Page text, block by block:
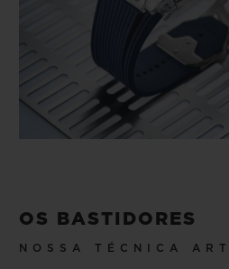
OS BASTIDORES
NOSSA TÉCNICA